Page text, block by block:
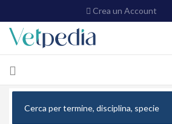
Crea un Account